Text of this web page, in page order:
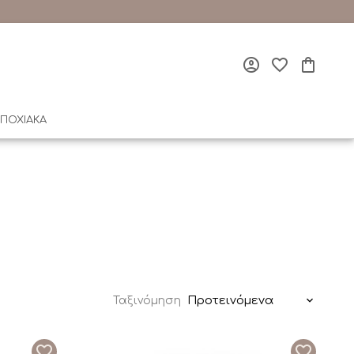
Ταξινόμηση Προτεινόμενα